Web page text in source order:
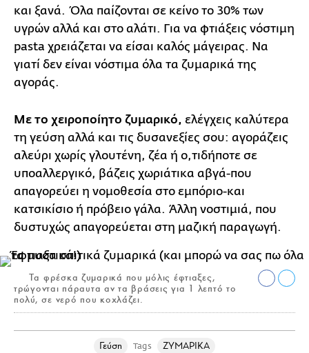
και ξανά. Όλα παίζονται σε κείνο το 30% των
υγρών αλλά και στο αλάτι. Για να φτιάξεις νόστιμη
pasta χρειάζεται να είσαι καλός μάγειρας. Να
γιατί δεν είναι νόστιμα όλα τα ζυμαρικά της
αγοράς.
Με το χειροποίητο ζυμαρικό, ελέγχεις καλύτερα
τη γεύση αλλά και τις δυσανεξίες σου: αγοράζεις
αλεύρι χωρίς γλουτένη, ζέα ή ο,τιδήποτε σε
υποαλλεργικό, βάζεις χωριάτικα αβγά-που
απαγορεύει η νομοθεσία στο εμπόριο-και
κατσικίσιο ή πρόβειο γάλα. Άλλη νοστιμιά, που
δυστυχώς απαγορεύεται στη μαζική παραγωγή.
Τα φρέσκα ζυμαρικά που μόλις έφτιαξες,
τρώγονται πάραυτα αν τα βράσεις για 1 λεπτό το
πολύ, σε νερό που κοχλάζει.
Γεύση Tags ΖΥΜΑΡΙΚΑ